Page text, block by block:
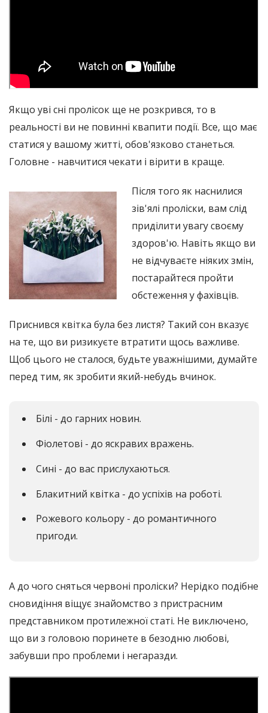
Якщо уві сні пролісок ще не розкрився, то в
реальності ви не повинні квапити події. Все, що має
статися у вашому житті, обов'язково станеться.
Головне - навчитися чекати і вірити в краще.
Після того як наснилися
зів'ялі проліски, вам слід
приділити увагу своєму
здоров'ю. Навіть якщо ви
не відчуваєте ніяких змін,
постарайтеся пройти
обстеження у фахівців.
Приснився квітка була без листя? Такий сон вказує
на те, що ви ризикуєте втратити щось важливе.
Щоб цього не сталося, будьте уважнішими, думайте
перед тим, як зробити який-небудь вчинок.
Білі - до гарних новин.
Фіолетові - до яскравих вражень.
Сині - до вас прислухаються.
Блакитний квітка - до успіхів на роботі.
Рожевого кольору - до романтичного
пригоди.
А до чого сняться червоні проліски? Нерідко подібне
сновидіння віщує знайомство з пристрасним
представником протилежної статі. Не виключено,
що ви з головою поринете в безодню любові,
забувши про проблеми і негаразди.